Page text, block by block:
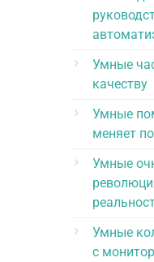
Умные
качеству
Умные
меняет
Умные
Умные
с